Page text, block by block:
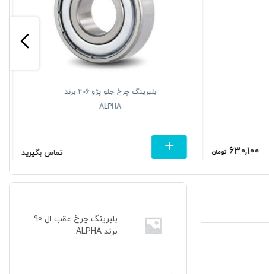
630,100 تومان
بلبرینگ چرخ جلو پژو 206 برند
ALPHA
تماس بگیرید
بلبرینگ چرخ عقب ال 90
برند ALPHA